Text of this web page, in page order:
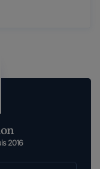
de façon ...
Angeterre
dura...
2016